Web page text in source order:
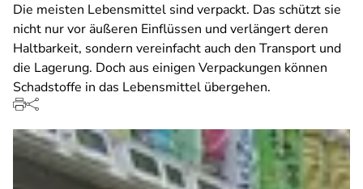
Die meisten Lebensmittel sind verpackt. Das schützt sie
nicht nur vor äußeren Einflüssen und verlängert deren
Haltbarkeit, sondern vereinfacht auch den Transport und
die Lagerung. Doch aus einigen Verpackungen können
Schadstoffe in das Lebensmittel übergehen.